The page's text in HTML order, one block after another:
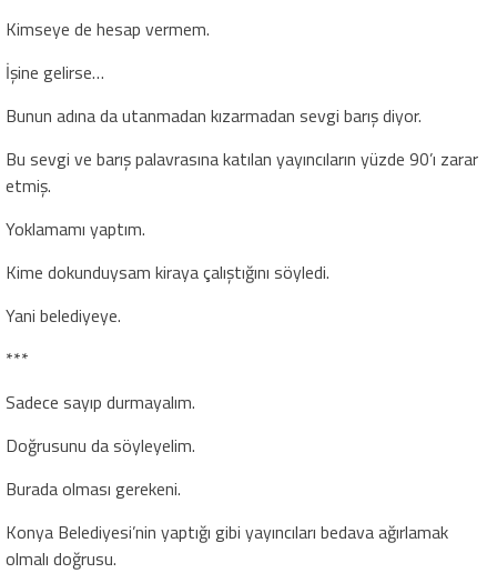
Kimseye de hesap vermem.
İşine gelirse…
Bunun adına da utanmadan kızarmadan sevgi barış diyor.
Bu sevgi ve barış palavrasına katılan yayıncıların yüzde 90’ı zarar
etmiş.
Yoklamamı yaptım.
Kime dokunduysam kiraya çalıştığını söyledi.
Yani belediyeye.
***
Sadece sayıp durmayalım.
Doğrusunu da söyleyelim.
Burada olması gerekeni.
Konya Belediyesi’nin yaptığı gibi yayıncıları bedava ağırlamak
olmalı doğrusu.